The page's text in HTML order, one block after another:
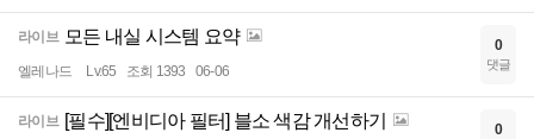
라이브 모든 내실 시스템 요약
엘레나드 Lv.65 조회 1393 06-06
0
댓글
라이브 [필수][엔비디아 필터] 블소 색감 개선하기 0